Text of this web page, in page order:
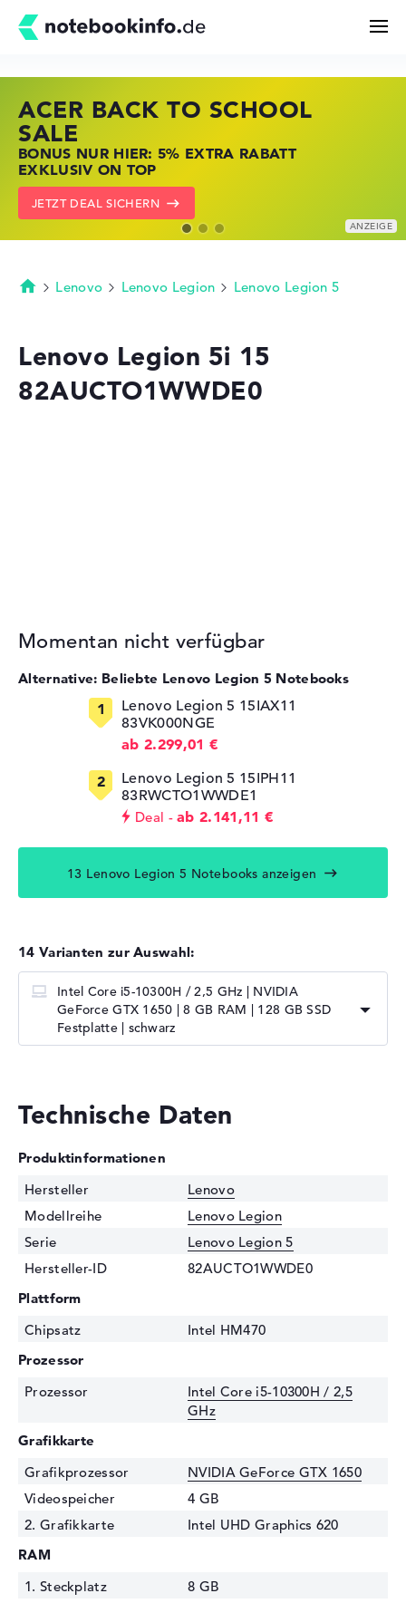
Kaufberatung
Technik & Wissen
Deals
Merkzettel
ACER BACK TO SCHOOL
SALE
BONUS NUR HIER: 5% EXTRA RABATT
EXKLUSIV ON TOP
JETZT DEAL SICHERN
HP STORE SSV DEALS
JETZT ZUGREIFEN: NOTEBOOKS BEI HP
KRÄFTIG REDUZIERT
ZU DEN HP ANGEBOTEN
LENOVO LAPTOP DEALS
NOTEBOOKS BEI LENOVO JETZT
KRÄFTIG REDUZIERT
LENOVO DEALS ZEIGEN
Startseite
Lenovo Lenovo Legion Lenovo Legion 5
Lenovo Legion 5i 15
82AUCTO1WWDE0
Momentan nicht verfügbar
Alternative: Beliebte Lenovo Legion 5 Notebooks
Lenovo Legion 5 15IAX11
83VK000NGE
ab 2.299,01 €
Lenovo Legion 5 15IPH11
83RWCTO1WWDE1
Deal ab 2.141,11 €
13 Lenovo Legion 5 Notebooks anzeigen
14 Varianten zur Auswahl:
Intel Core i5-10300H / 2,5 GHz | NVIDIA
GeForce GTX 1650 | 8 GB RAM | 128 GB SSD
Festplatte | schwarz
Technische Daten
Produktinformationen
Hersteller
Lenovo
Modellreihe
Lenovo Legion
Serie
Lenovo Legion 5
Hersteller-ID
82AUCTO1WWDE0
Plattform
Chipsatz
Intel HM470
Prozessor
Prozessor
Intel Core i5-10300H / 2,5
GHz
Grafikkarte
Grafikprozessor
NVIDIA GeForce GTX 1650
Videospeicher
4 GB
2. Grafikkarte
Intel UHD Graphics 620
RAM
1. Steckplatz
8 GB